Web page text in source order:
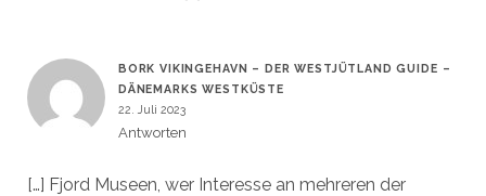
BORK VIKINGEHAVN – DER WESTJÜTLAND GUIDE –
DÄNEMARKS WESTKÜSTE
22. Juli 2023
Antworten
[…] Fjord Museen, wer Interesse an mehreren der